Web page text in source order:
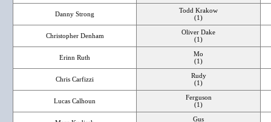
Danny Strong
Todd Krakow
(1)
Christopher Denham
Oliver Dake
(1)
Erinn Ruth
Mo
(1)
Chris Carfizzi
Rudy
(1)
Lucas Calhoun
Ferguson
(1)
Gus